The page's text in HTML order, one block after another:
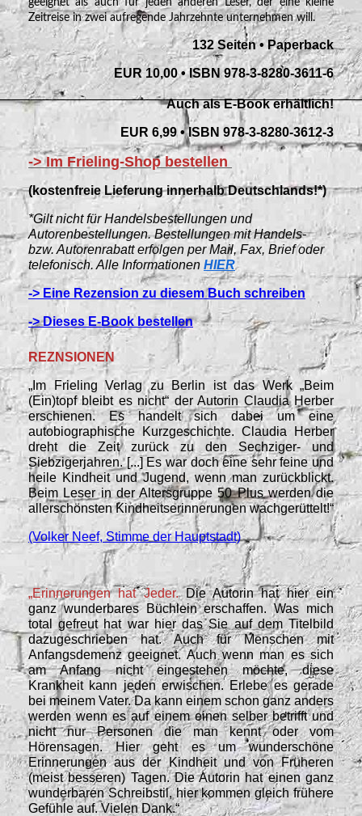
geeignet als auch für jeden anderen Leser, der eine kleine
Zeitreise in zwei aufregende Jahrzehnte unternehmen will.
132 Seiten • Paperback
EUR 10,00 • ISBN 978-3-8280-3611-6
Auch als E-Book erhältlich!
EUR 6,99 • ISBN 978-3-8280-3612-3
-> Im Frieling-Shop bestellen
(kostenfreie Lieferung innerhalb Deutschlands!*)
*Gilt nicht für Handelsbestellungen und
Autorenbestellungen. Bestellungen mit Handels-
bzw. Autorenrabatt erfolgen per Mail, Fax, Brief oder
telefonisch. Alle Informationen HIER
-> Eine Rezension zu diesem Buch schreiben
-> Dieses E-Book bestellen
REZNSIONEN
„ Im Frieling Verlag zu Berlin ist das Werk „Beim
(Ein)topf bleibt es nicht“ der Autorin Claudia Herber
erschienen. Es handelt sich dabei um eine
autobiographische Kurzgeschichte. Claudia Herber
dreht die Zeit zurück zu den Sechziger- und
Siebzigerjahren. [...] Es war doch eine sehr feine und
heile Kindheit und Jugend, wenn man zurückblickt.
Beim Leser in der Altersgruppe 50 Plus werden die
allerschönsten Kindheitserinnerungen wachgerüttelt!“
(Volker Neef, Stimme der Hauptstadt)
„Erinnerungen hat Jeder. Die Autorin hat hier ein
ganz wunderbares Büchlein erschaffen. Was mich
total gefreut hat war hier das Sie auf dem Titelbild
dazugeschrieben hat. Auch für Menschen mit
Anfangsdemenz geeignet. Auch wenn man es sich
am Anfang nicht eingestehen möchte, diese
Krankheit kann jeden erwischen. Erlebe es gerade
bei meinem Vater. Da kann einem schon ganz anders
werden wenn es auf einem einen selber betrifft und
nicht nur Personen die man kennt oder vom
Hörensagen. Hier geht es um wunderschöne
Erinnerungen aus der Kindheit und von Früheren
(meist besseren) Tagen. Die Autorin hat einen ganz
wunderbaren Schreibstil, hier kommen gleich frühere
Gefühle auf. Vielen Dank.“